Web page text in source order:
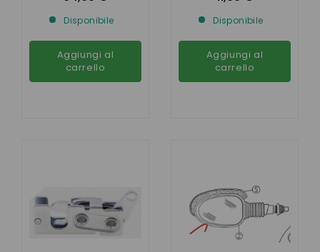
(GAMMA DI IMPULSI 1°
GRUPPO)
Disponibile
Aggiungi al
carrello
Disponibile
Aggiungi al
carrello